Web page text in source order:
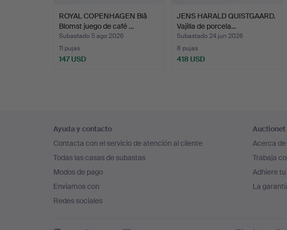
ROYAL COPENHAGEN Blå
Blomst juego de café …
Subastado 5 ago 2026
11 pujas
147 USD
JENS HARALD QUISTGAARD.
Vajilla de porcela…
Subastado 24 jun 2026
8 pujas
418 USD
en
el
pie
de
página
Ayuda y contacto
Contacta con el servicio de atención al cliente
Todas las casas de subastas
Modos de pago
Enviamos con
Redes sociales
Auctionet
Acerca
Trabaja
Adhiere
La